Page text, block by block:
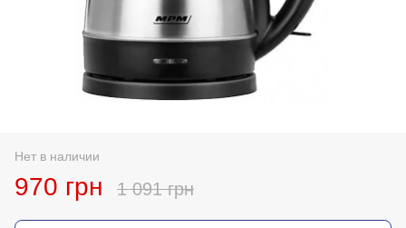
Нет в наличии
970 грн 1 091 грн